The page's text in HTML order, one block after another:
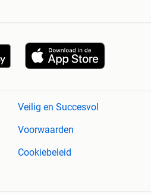
Veilig en Succesvol
Voorwaarden
Cookiebeleid